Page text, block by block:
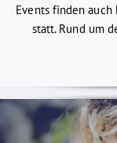
Events finden auch
statt. Rund um